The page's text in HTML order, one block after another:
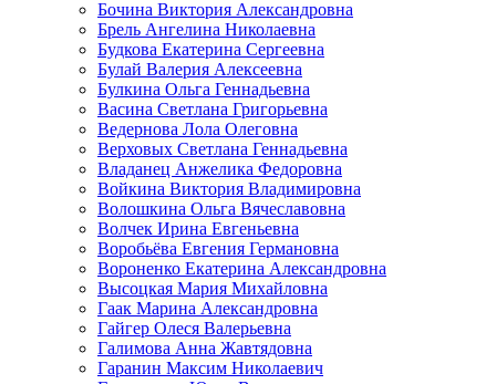
Бочина Виктория Александровна
Брель Ангелина Николаевна
Будкова Екатерина Сергеевна
Булай Валерия Алексеевна
Булкина Ольга Геннадьевна
Васина Светлана Григорьевна
Ведернова Лола Олеговна
Верховых Светлана Геннадьевна
Владанец Анжелика Федоровна
Войкина Виктория Владимировна
Волошкина Ольга Вячеславовна
Волчек Ирина Евгеньевна
Воробьёва Евгения Германовна
Вороненко Екатерина Александровна
Высоцкая Мария Михайловна
Гаак Марина Александровна
Гайгер Олеся Валерьевна
Галимова Анна Жавтядовна
Гаранин Максим Николаевич